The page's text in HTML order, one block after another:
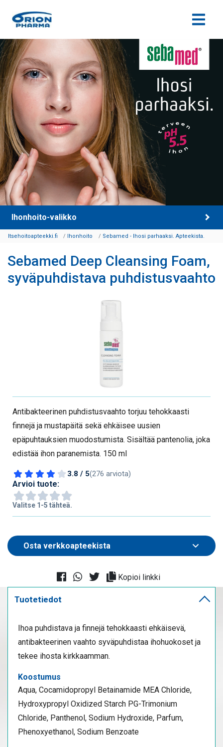
Siirry sisältöön
Ihonhoito-valikko
Itsehoitoapteekki.fi Ihonhoito Sebamed - Ihosi parhaaksi. Apteekista.
Sebamed Deep Cleansing Foam,
syväpuhdistava puhdistusvaahto
Antibakteerinen puhdistusvaahto torjuu tehokkaasti
finnejä ja mustapäitä sekä ehkäisee uusien
epäpuhtauksien muodostumista. Sisältää pantenolia, joka
edistää ihon paranemista. 150 ml
3.8 / 5(276 arviota)
Arvioi tuote:
Valitse 1-5 tähteä.
Kopioi linkki
Tuotetiedot
Ihoa puhdistava ja finnejä tehokkaasti ehkäisevä,
antibakteerinen vaahto syväpuhdistaa ihohuokoset ja
tekee ihosta kirkkaamman.
Koostumus
Aqua, Cocamidopropyl Betainamide MEA Chloride,
Hydroxypropyl Oxidized Starch PG-Trimonium
Chloride, Panthenol, Sodium Hydroxide, Parfum,
Phenoxyethanol, Sodium Benzoate